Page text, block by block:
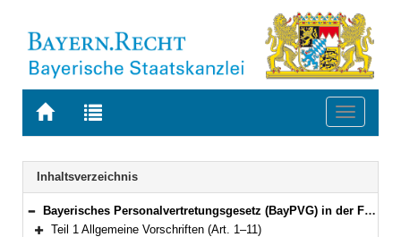
Zur
BAYERN.RECHT
Zur
letzten
Suche
Toggle
Navigation
Inhaltsverzeichnis
Bereich reduzieren
Bayerisches Personalvertretungsgesetz (BayPVG) in der Fassung der Bekanntmachung vom 11. November 1986 (GVBl. S. 349) BayRS 2035-1-F (Art. 1–97)
Teil 1 Allgemeine Vorschriften (Art. 1–11)